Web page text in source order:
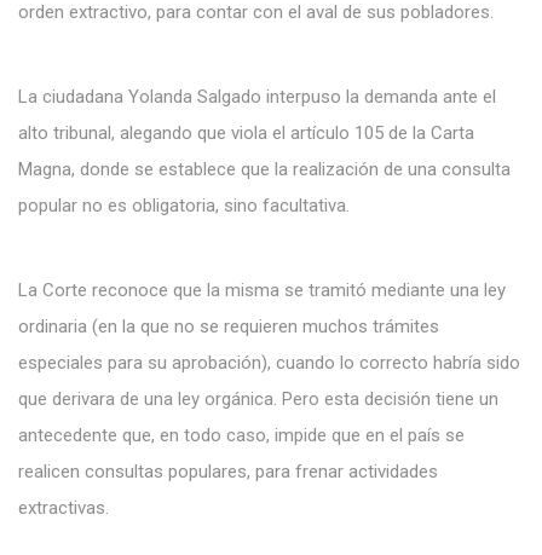
orden extractivo, para contar con el aval de sus pobladores.
La ciudadana Yolanda Salgado interpuso la demanda ante el
alto tribunal, alegando que viola el artículo 105 de la Carta
Magna, donde se establece que la realización de una consulta
popular no es obligatoria, sino facultativa.
La Corte reconoce que la misma se tramitó mediante una ley
ordinaria (en la que no se requieren muchos trámites
especiales para su aprobación), cuando lo correcto habría sido
que derivara de una ley orgánica. Pero esta decisión tiene un
antecedente que, en todo caso, impide que en el país se
realicen consultas populares, para frenar actividades
extractivas.